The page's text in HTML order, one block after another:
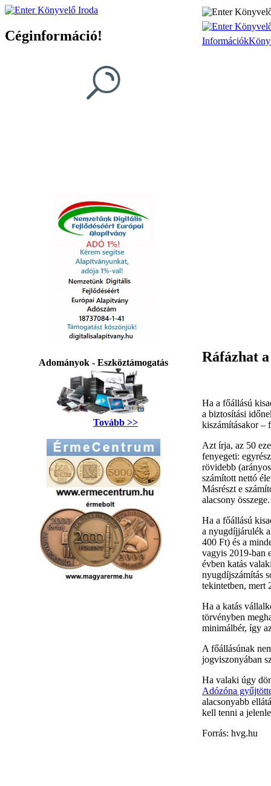
Céginformáció!
Adományok - Eszköztámogatás
Tovább >>
Információk
Ráfázhat
Ha a főállású
a biztosítási
kiszámításakor –
Azt írja, az 50
fenyegeti:
rövidebb
számított nettó
Másrészt e
alacsony összege.
Ha a főállású
a nyugdíjjárulék
400 Ft) és a
vagyis 2019-ban
évben katás
nyugdíjszámítás
tekintetben, mert
Ha a katás
törvényben
minimálbér, így
A főállásúnak
jogviszonyában
Ha valaki úgy
Adózóna
alacsonyabb
kell tenni a
Forrás: hvg.hu